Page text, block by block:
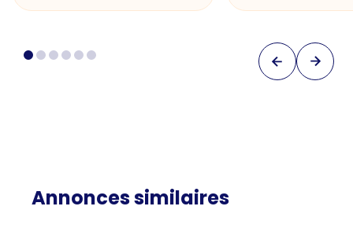
Annonces similaires